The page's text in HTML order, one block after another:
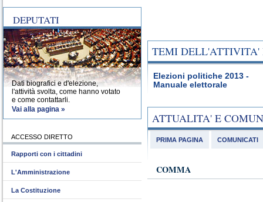
TEMI DELL'ATTIVITA'
Elezioni politiche 2013 -
Manuale elettorale
ATTUALITA' E
PRIMA PAGINA COMUNICATI
COMMA
DEPUTATI
Dati biografici e d'elezione,
l'attività svolta, come hanno votato
e come contattarli.
Vai alla pagina »
ACCESSO DIRETTO
Rapporti con i cittadini
L'Amministrazione
La Costituzione